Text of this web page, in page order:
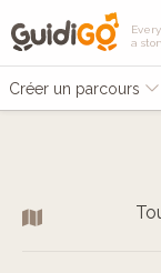
a
Créer un parcours